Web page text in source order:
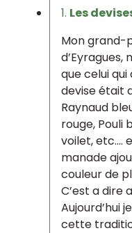
1. Les
Mon grand-
d’Eyragues,
que celui
devise était
Raynaud
rouge, Pouli
voilet, etc....
manade
couleur de
C’est a dire
Aujourd’hui
cette